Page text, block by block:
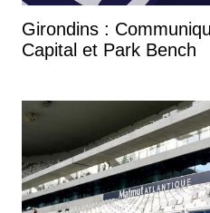
Girondins :
Capital et Park Bench